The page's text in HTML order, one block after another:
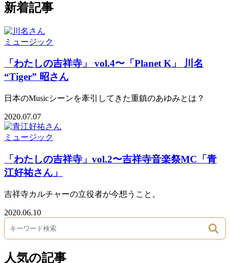
新着記事
ミュージック
「わたしの吉祥寺」 vol.4〜「Planet K」 川名
“Tiger” 昭さん
日本のMusicシーンを牽引してきた重鎮のあゆみとは？
2020.07.07
ミュージック
「わたしの吉祥寺」vol.2〜吉祥寺音楽祭MC「青
江好祐さん」
吉祥寺カルチャーの立役者が今想うこと。
2020.06.10
人気の記事